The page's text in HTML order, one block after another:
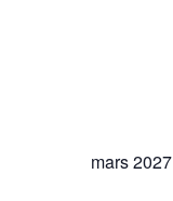
mars 2027